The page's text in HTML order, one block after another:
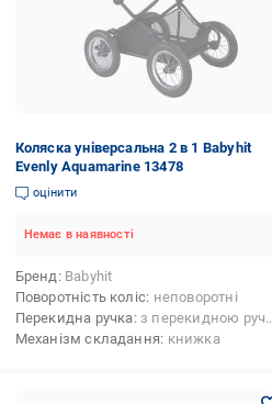
Коляска універсальна 2 в 1 Babyhit
Evenly Aquamarine 13478
оцінити
Немає в наявності
Бренд Babyhit
Поворотність коліс неповоротні
Перекидна ручка з перекидною ручкою
Механізм складання книжка